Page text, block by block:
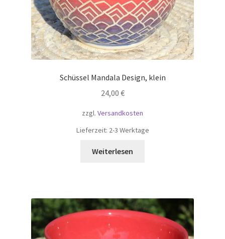
Schüssel Mandala Design, klein
24,00 €
zzgl. Versandkosten
Lieferzeit: 2-3 Werktage
Weiterlesen